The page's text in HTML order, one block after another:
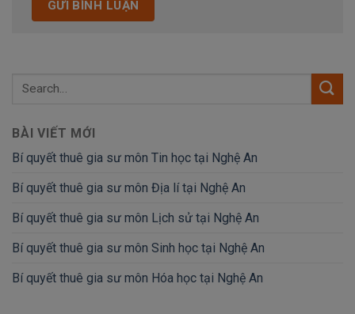
BÀI VIẾT MỚI
Bí quyết thuê gia sư môn Tin học tại Nghệ An
Bí quyết thuê gia sư môn Địa lí tại Nghệ An
Bí quyết thuê gia sư môn Lịch sử tại Nghệ An
Bí quyết thuê gia sư môn Sinh học tại Nghệ An
Bí quyết thuê gia sư môn Hóa học tại Nghệ An